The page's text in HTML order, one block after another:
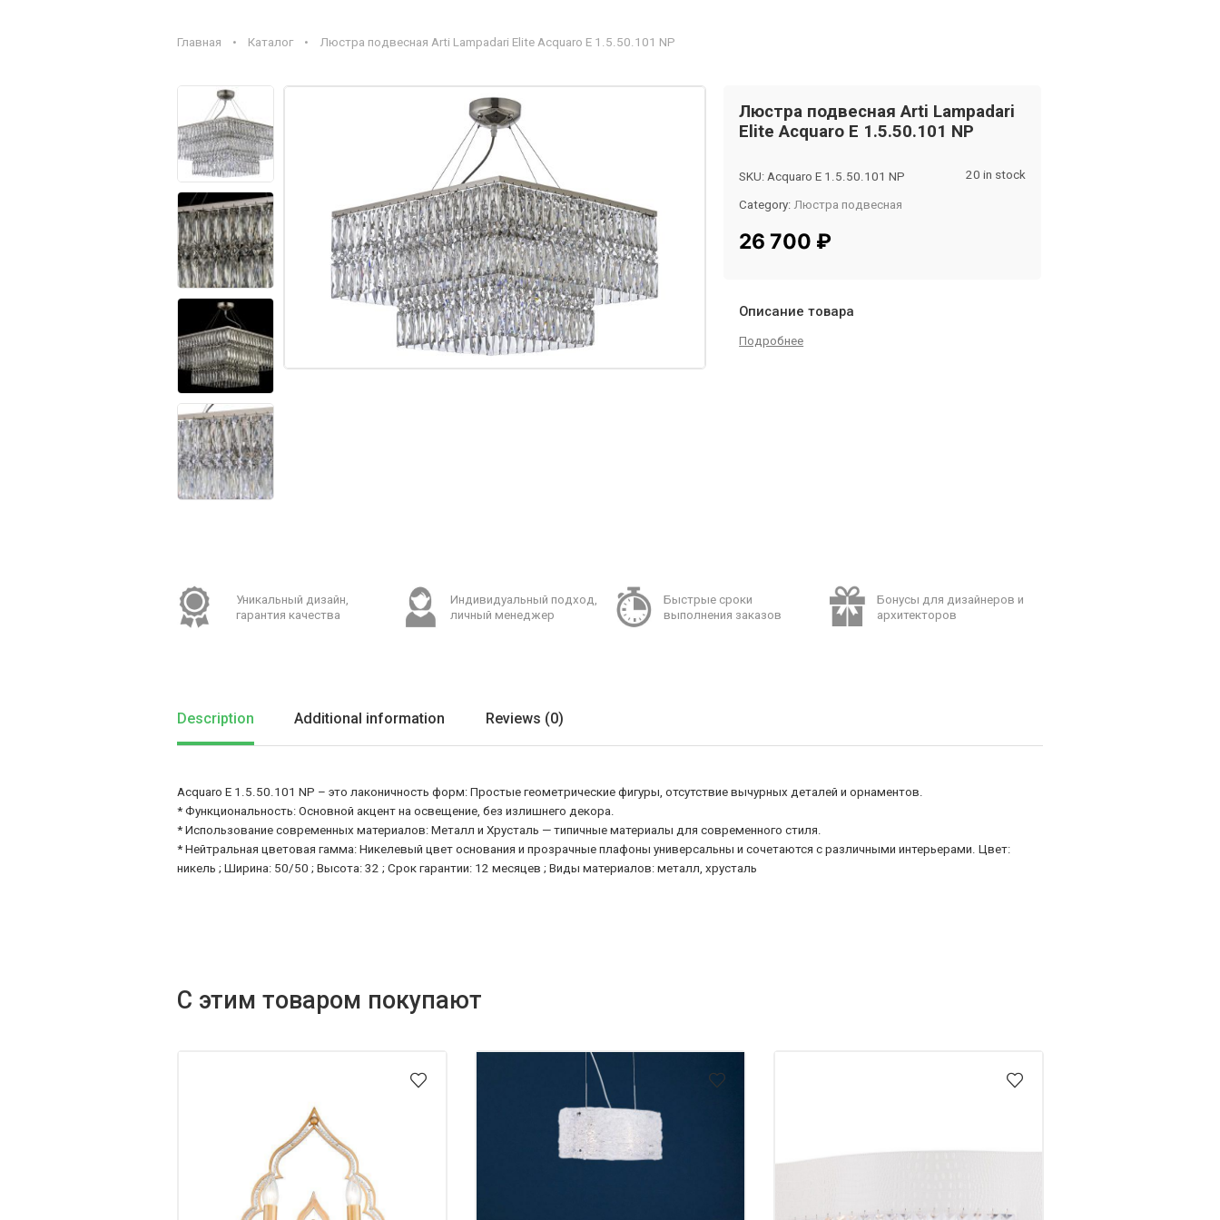
Главная • Каталог• Люстра подвесная Arti Lampadari Elite Acquaro E 1.5.50.101 NP
Люстра подвесная Arti Lampadari
Elite Acquaro E 1.5.50.101 NP
SKU: Acquaro E 1.5.50.101 NP
Category: Люстра подвесная
Tag: InMyRoom
20 in stock
26 700 ₽
Описание товара
Подробнее
Уникальный дизайн,
гарантия качества
Индивидуальный подход,
личный менеджер
Быстрые сроки
выполнения заказов
Бонусы для дизайнеров и
архитекторов
Description Additional information Reviews (0)
Acquaro E 1.5.50.101 NP – это лаконичность форм: Простые геометрические фигуры, отсутствие вычурных деталей и орнаментов.
* Функциональность: Основной акцент на освещение, без излишнего декора.
* Использование современных материалов: Металл и Хрусталь — типичные материалы для современного стиля.
* Нейтральная цветовая гамма: Никелевый цвет основания и прозрачные плафоны универсальны и сочетаются с различными интерьерами. Цвет:
никель ; Ширина: 50/50 ; Высота: 32 ; Срок гарантии: 12 месяцев ; Виды материалов: металл, хрусталь
С этим товаром покупают